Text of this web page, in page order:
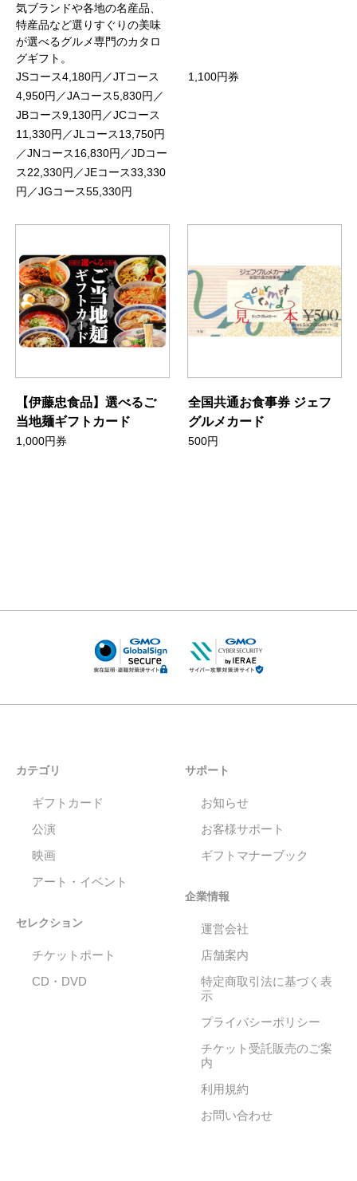
気ブランドや各地の名産品、
特産品など選りすぐりの美味
が選べるグルメ専門のカタロ
グギフト。
JSコース4,180円／JTコース
4,950円／JAコース5,830円／
JBコース9,130円／JCコース
11,330円／JLコース13,750円
／JNコース16,830円／JDコー
ス22,330円／JEコース33,330
円／JGコース55,330円
1,100円券
【伊藤忠食品】選べるご
当地麺ギフトカード
1,000円券
全国共通お食事券 ジェフ
グルメカード
500円
カテゴリ
ギフトカード
公演
映画
アート・イベント
セレクション
チケットポート
CD・DVD
サポート
お知らせ
お客様サポート
ギフトマナーブック
企業情報
運営会社
店舗案内
特定商取引法に基づく表
示
プライバシーポリシー
チケット受託販売のご案
内
利用規約
お問い合わせ